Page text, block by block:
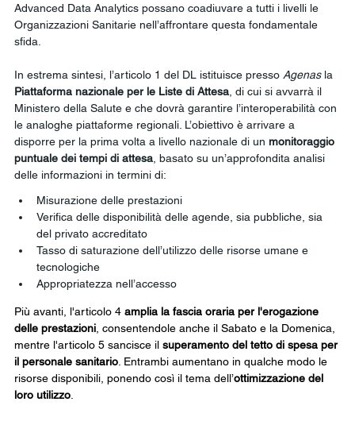
Advanced Data Analytics possano coadiuvare a tutti i livelli le
Organizzazioni Sanitarie nell’affrontare questa fondamentale
sfida.
In estrema sintesi, l’articolo 1 del DL istituisce presso Agenas la
Piattaforma nazionale per le Liste di Attesa , di cui si avvarrà il
Ministero della Salute e che dovrà garantire l’interoperabilità con
le analoghe piattaforme regionali. L’obiettivo è arrivare a
disporre per la prima volta a livello nazionale di un monitoraggio
puntuale dei tempi di attesa , basato su un’approfondita analisi
delle informazioni in termini di:
Misurazione delle prestazioni
Verifica delle disponibilità delle agende, sia pubbliche, sia
del privato accreditato
Tasso di saturazione dell’utilizzo delle risorse umane e
tecnologiche
Appropriatezza nell’accesso
Più avanti, l'articolo 4 amplia la fascia oraria per l'erogazione
delle prestazioni , consentendole anche il Sabato e la Domenica,
mentre l'articolo 5 sancisce il superamento del tetto di spesa per
il personale sanitario . Entrambi aumentano in qualche modo le
risorse disponibili, ponendo così il tema dell’ottimizzazione del
loro utilizzo